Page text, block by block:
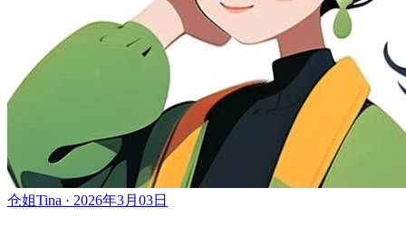
仓姐Tina · 2026年3月03日